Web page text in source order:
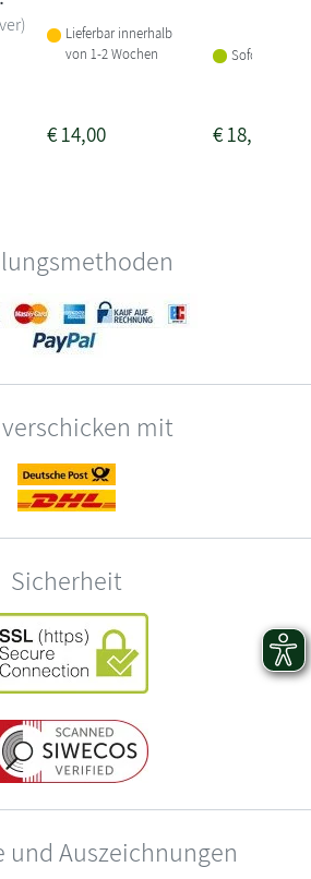
Lieferbar innerhalb
von 1-2 Wochen
€14,00
Sofort
€18,00
mit
Sicherheit
und Auszeichnungen